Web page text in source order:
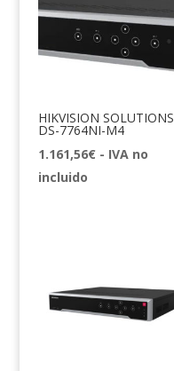
HIKVISION SOLUTIONS
DS-7764NI-M4
1.161,56€ - IVA no
incluido